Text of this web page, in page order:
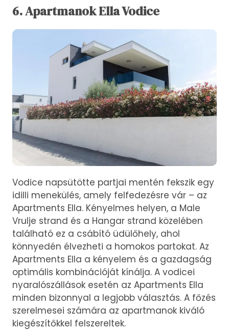
6. Apartmanok Ella Vodice
Vodice napsütötte partjai mentén fekszik egy
idilli menekülés, amely felfedezésre vár – az
Apartments Ella. Kényelmes helyen, a Male
Vrulje strand és a Hangar strand közelében
található ez a csábító üdülőhely, ahol
könnyedén élvezheti a homokos partokat. Az
Apartments Ella a kényelem és a gazdagság
optimális kombinációját kínálja. A vodicei
nyaralószállások esetén az Apartments Ella
minden bizonnyal a legjobb választás. A főzés
szerelmesei számára az apartmanok kiváló
kiegészítőkkel felszereltek.